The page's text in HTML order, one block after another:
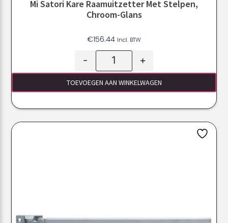
Mi Satori Kare Raamuitzetter Met Stelpen,
Chroom-Glans
€156.44 Incl. BTW
- +
TOEVOEGEN AAN WINKELWAGEN